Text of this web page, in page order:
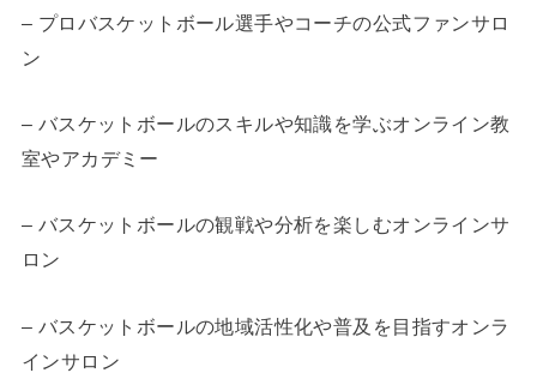
– プロバスケットボール選手やコーチの公式ファンサロ
ン
– バスケットボールのスキルや知識を学ぶオンライン教
室やアカデミー
– バスケットボールの観戦や分析を楽しむオンラインサ
ロン
– バスケットボールの地域活性化や普及を目指すオンラ
インサロン